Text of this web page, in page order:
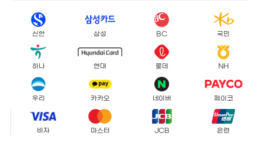
신한 삼성 BC 국민
하나 현대 롯데 NH
우리 카카오 네이버 페이코
비자 마스터 JCB 은련